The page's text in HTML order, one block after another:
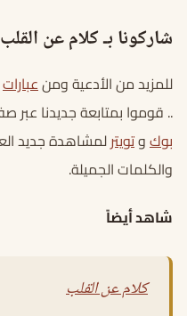
شاركونا بـ كلام عن
للمزيد من الأدعية ومنعبارات
.. قوموا بمتابعة جديدنا عبر
بوكوتويترلمشاهدة جديد
والكلمات الجميلة.
شاهد أيضاً
كلام عن القلب